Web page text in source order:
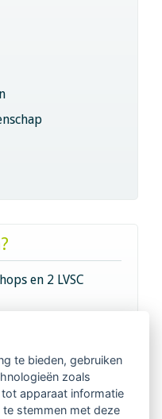
en 2 LVSC
vakgenoten
in 14
te bieden, gebruiken
zoals
apparaat informatie
stemmen met deze